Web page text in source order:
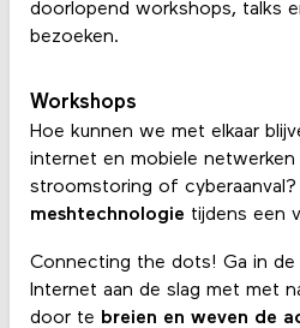
doorlopend workshops, talks
bezoeken.
Workshops
Hoe kunnen we met elkaar
internet en mobiele netwerken
stroomstoring of cyberaanval?
meshtechnologie tijdens een
Connecting the dots! Ga in
Internet aan de slag met met
door te breien en weven de